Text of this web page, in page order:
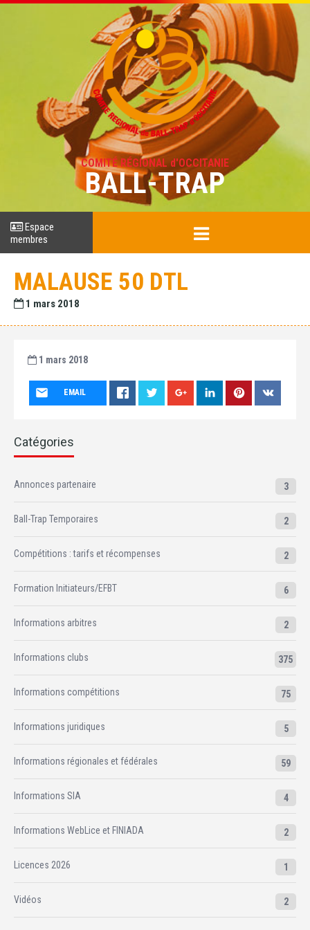
COMITÉ RÉGIONAL d'OCCITANIE
BALL-TRAP
Espace
membres
MALAUSE 50 DTL
1 mars 2018
1 mars 2018
EMAIL
Catégories
Annonces partenaire 3
Ball-Trap Temporaires 2
Compétitions : tarifs et récompenses 2
Formation Initiateurs/EFBT 6
Informations arbitres 2
Informations clubs 375
Informations compétitions 75
Informations juridiques 5
Informations régionales et fédérales 59
Informations SIA 4
Informations WebLice et FINIADA 2
Licences 2026 1
Vidéos 2